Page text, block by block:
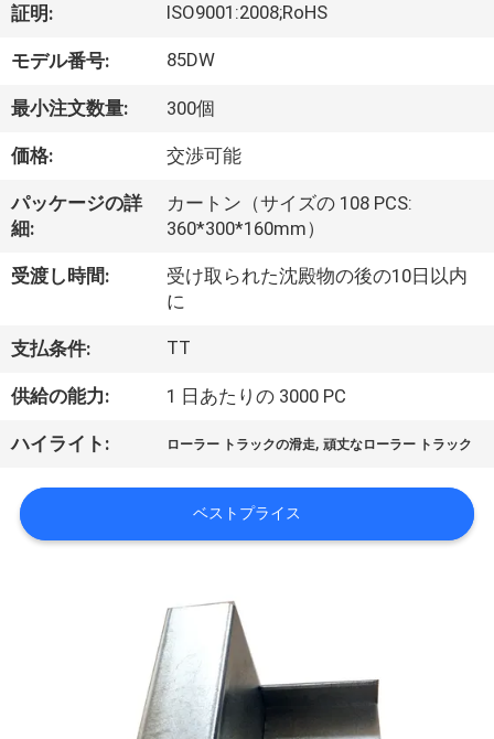
わ
た
た
ち
に
い
て
場
証明: ISO9001:2008;RoHS
モデル番号: 85DW
最小注文数量: 300個
価格: 交渉可能
パッケージの詳
細:
カートン（サイズの 108 PCS:
360*300*160mm）
受渡し時間:
受け取られた沈殿物の後の10日以内
に
支払条件: TT
供給の能力: 1 日あたりの 3000 PC
ハイライト: ローラー トラックの滑走,頑丈なローラー トラック
ベストプライス